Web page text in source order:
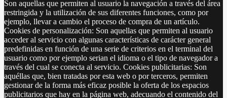
Son aquellas que permiten al usuario la navegación a través del área
restringida y la utilización de sus diferentes funciones, como por
ejemplo, llevar a cambio el proceso de compra de un artículo.
Cookies de personalización: Son aquellas que permiten al usuario
acceder al servicio con algunas características de carácter general
predefinidas en función de una serie de criterios en el terminal del
usuario como por ejemplo serian el idioma o el tipo de navegador a
través del cual se conecta al servicio. Cookies publicitarias: Son
aquéllas que, bien tratadas por esta web o por terceros, permiten
gestionar de la forma más eficaz posible la oferta de los espacios
publicitarios que hay en la página web, adecuando el contenido del